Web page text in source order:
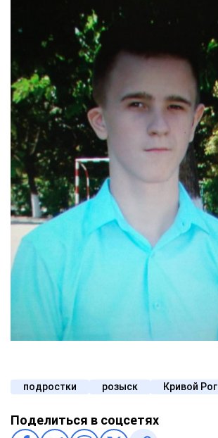
подростки розыск Кривой Рог
Поделиться в соцсетях